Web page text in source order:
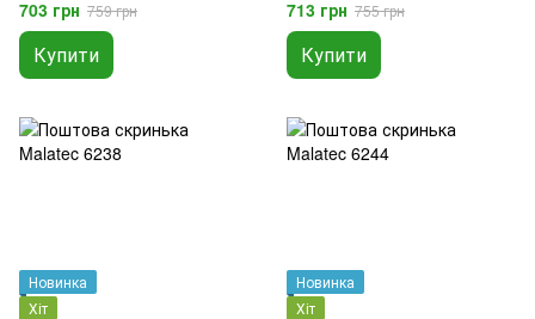
703 грн 759 грн
Купити
713 грн 755 грн
Купити
Новинка
Хіт
Новинка
Хіт